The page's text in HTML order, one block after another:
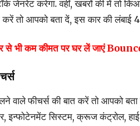
जेनरेट करेगा. वहीं, खबरों की में तो
तो आपको बता दें, इस कार की लंबाई
से भी कम कीमत पर घर लें जाएं
वाले फीचर्स की बात करें तो आपको
इन्फोटेनमेंट सिस्टम, क्रूज कंट्रोल, हाई